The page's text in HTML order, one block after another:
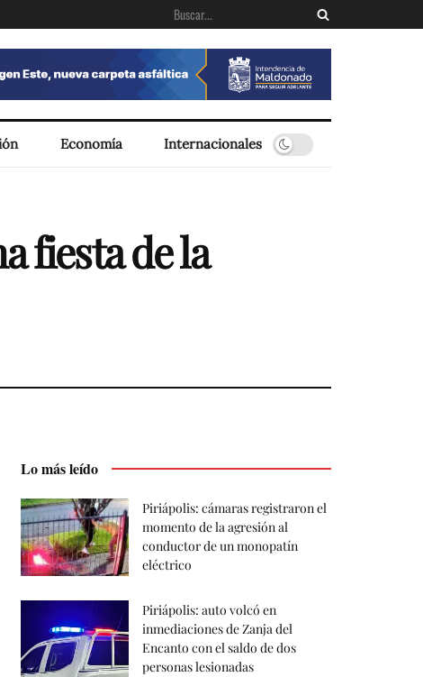
Economía Internacionales
fiesta de la
Lo más leído
Piriápolis: cámaras registraron el
momento de la agresión al
conductor de un monopatín
eléctrico
Piriápolis: auto volcó en
inmediaciones de Zanja del
Encanto con el saldo de dos
personas lesionadas